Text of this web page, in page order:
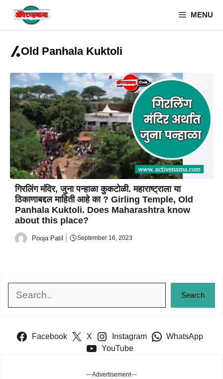
MENU
Old Panhala Kuktoli
गिरलिंग मंदिर, जुना पन्हाळा कुकटोळी. महाराष्ट्राला या
ठिकाणाबद्दल माहिती आहे का ? Girling Temple, Old
Panhala Kuktoli. Does Maharashtra know
about this place?
Pooja Patil September 16, 2023
Search
Search
Facebook X Instagram
WhatsApp
YouTube
---Advertisement---